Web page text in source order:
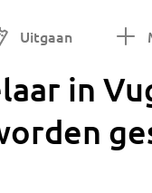
Uitgaan
in